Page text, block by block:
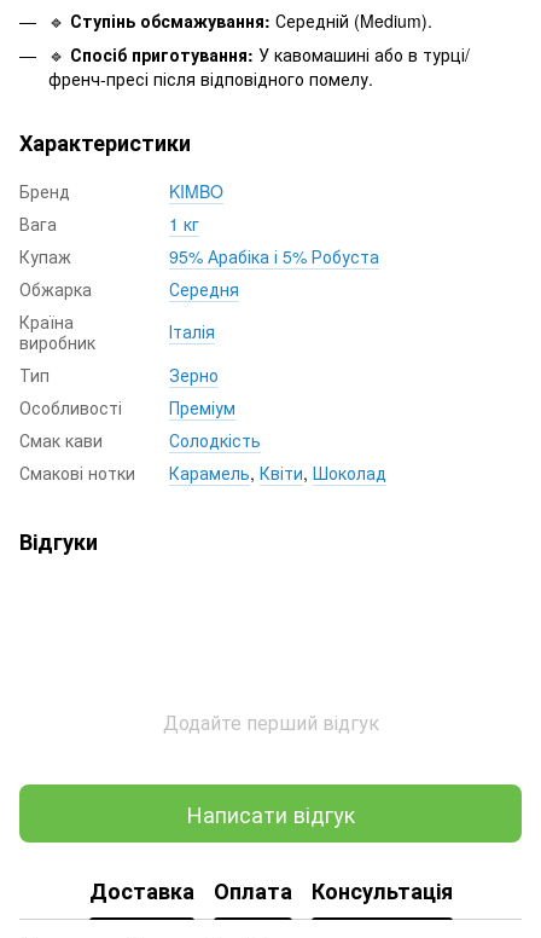
🔹 Ступінь обсмажування: Середній (Medium).
🔹 Спосіб приготування: У кавомашині або в турці/
френч-пресі після відповідного помелу.
Характеристики
Бренд
KIMBO
Вага
1 кг
Купаж
95% Арабіка і 5% Робуста
Обжарка
Середня
Країна
виробник
Італія
Тип
Зерно
Особливості
Преміум
Смак кави
Солодкість
Смакові нотки
Карамель, Квіти, Шоколад
Відгуки
Додайте перший відгук
Написати відгук
Доставка Оплата Консультація